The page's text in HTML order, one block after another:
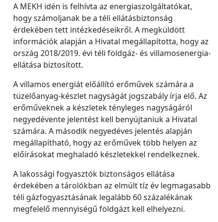
A MEKH idén is felhívta az energiaszolgáltatókat,
hogy számoljanak be a téli ellátásbiztonság
érdekében tett intézkedéseikről. A megküldött
információk alapján a Hivatal megállapította, hogy az
ország 2018/2019. évi téli földgáz- és villamosenergia-
ellátása biztosított.
A villamos energiát előállító erőművek számára a
tüzelőanyag-készlet nagyságát jogszabály írja elő. Az
erőműveknek a készletek tényleges nagyságáról
negyedévente jelentést kell benyújtaniuk a Hivatal
számára. A második negyedéves jelentés alapján
megállapítható, hogy az erőművek több helyen az
előírásokat meghaladó készletekkel rendelkeznek.
A lakossági fogyasztók biztonságos ellátása
érdekében a tárolókban az elmúlt tíz év legmagasabb
téli gázfogyasztásának legalább 60 százalékának
megfelelő mennyiségű földgázt kell elhelyezni.